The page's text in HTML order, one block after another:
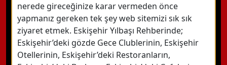
nerede gireceğinize karar vermeden önce
yapmanız gereken tek şey web sitemizi sık sık
ziyaret etmek. Eskişehir Yılbaşı Rehberinde;
Eskişehir’deki gözde Gece Clublerinin, Eskişehir
Otellerinin, Eskişehir’deki Restoranların,